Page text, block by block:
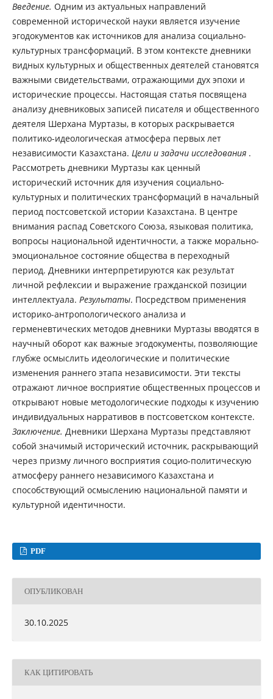
Введение. Одним из актуальных направлений
современной исторической науки является изучение
эгодокументов как источников для анализа социально-
культурных трансформаций. В этом контексте дневники
видных культурных и общественных деятелей становятся
важными свидетельствами, отражающими дух эпохи и
исторические процессы. Настоящая статья посвящена
анализу дневниковых записей писателя и общественного
деятеля Шерхана Муртазы, в которых раскрывается
политико-идеологическая атмосфера первых лет
независимости Казахстана. Цели и задачи исследования .
Рассмотреть дневники Муртазы как ценный
исторический источник для изучения социально-
культурных и политических трансформаций в начальный
период постсоветской истории Казахстана. В центре
внимания распад Советского Союза, языковая политика,
вопросы национальной идентичности, а также морально-
эмоциональное состояние общества в переходный
период. Дневники интерпретируются как результат
личной рефлексии и выражение гражданской позиции
интеллектуала. Результаты. Посредством применения
историко-антропологического анализа и
герменевтических методов дневники Муртазы вводятся в
научный оборот как важные эгодокументы, позволяющие
глубже осмыслить идеологические и политические
изменения раннего этапа независимости. Эти тексты
отражают личное восприятие общественных процессов и
открывают новые методологические подходы к изучению
индивидуальных нарративов в постсоветском контексте.
Заключение. Дневники Шерхана Муртазы представляют
собой значимый исторический источник, раскрывающий
через призму личного восприятия социо-политическую
атмосферу раннего независимого Казахстана и
способствующий осмыслению национальной памяти и
культурной идентичности.
PDF
ОПУБЛИКОВАН
30.10.2025
КАК ЦИТИРОВАТЬ